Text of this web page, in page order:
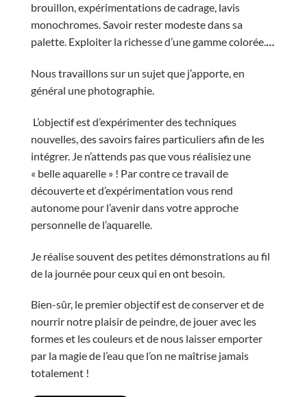
brouillon, expérimentations de cadrage, lavis
monochromes. Savoir rester modeste dans sa
palette. Exploiter la richesse d’une gamme colorée.…
Nous travaillons sur un sujet que j’apporte, en
général une photographie.
L’objectif est d’expérimenter des techniques
nouvelles, des savoirs faires particuliers afin de les
intégrer. Je n’attends pas que vous réalisiez une
« belle aquarelle » ! Par contre ce travail de
découverte et d’expérimentation vous rend
autonome pour l’avenir dans votre approche
personnelle de l’aquarelle.
Je réalise souvent des petites démonstrations au fil
de la journée pour ceux qui en ont besoin.
Bien-sûr, le premier objectif est de conserver et de
nourrir notre plaisir de peindre, de jouer avec les
formes et les couleurs et de nous laisser emporter
par la magie de l’eau que l’on ne maîtrise jamais
totalement !